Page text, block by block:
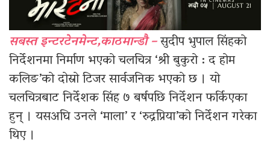
सबस्त इन्टरटेनमेन्ट,काठमान्डौ –सुदीप भुपाल सिंहको
निर्देशनमा निर्माण भएको चलचित्र ‘श्री बुकुरो : द होम
कलिङ’को दोस्रो टिजर सार्वजनिक भएको छ । यो
चलचित्रबाट निर्देशक सिंह ७ बर्षपछि निर्देशन फर्किएका
हुन् । यसअघि उनले ‘माला’ र ‘रुद्रप्रिया’को निर्देशन गरेका
थिए ।